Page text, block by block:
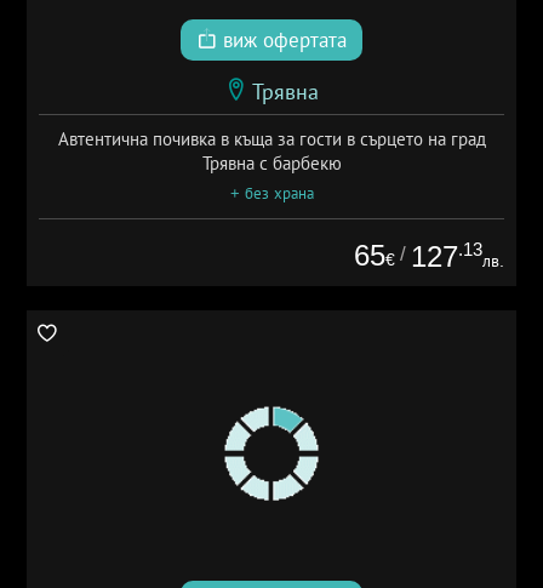
виж офертата
Трявна
Автентична почивка в къща за гости в сърцето на град
Трявна с барбекю
+ без храна
65€ / 127.13
лв.